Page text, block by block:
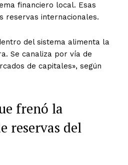
financiero local. Esas
reservas internacionales.
del sistema alimenta la
Se canaliza por vía de
de capitales», según
frenó la
reservas del